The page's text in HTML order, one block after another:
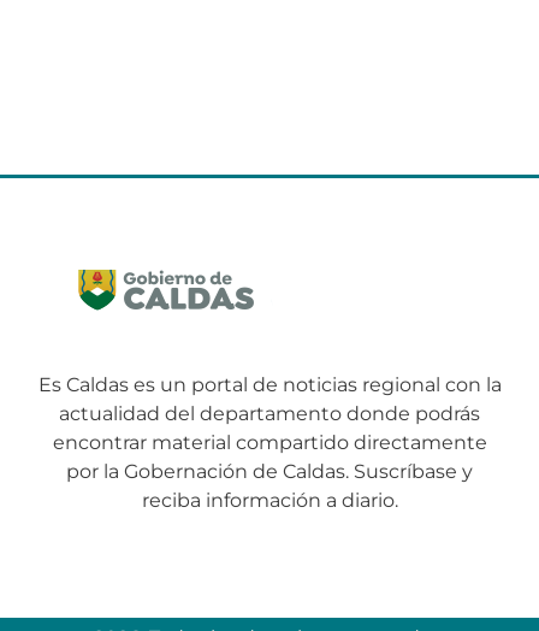
Es Caldas es un portal de noticias regional con la
actualidad del departamento donde podrás
encontrar material compartido directamente
por la Gobernación de Caldas. Suscríbase y
reciba información a diario.